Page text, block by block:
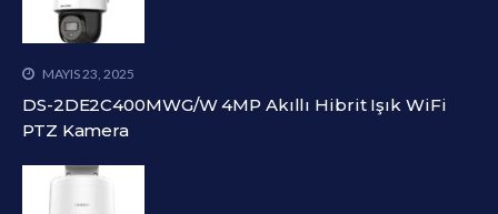
MAYIS 23, 2025
DS-2DE2C400MWG/W 4MP Akıllı Hibrit Işık WiFi
PTZ Kamera